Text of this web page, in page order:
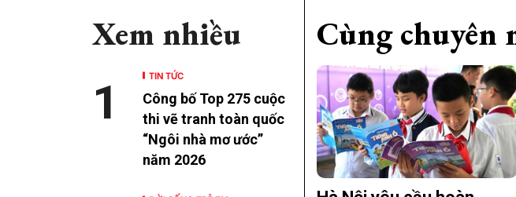
Xem nhiều
TIN TỨC
Công bố Top 275 cuộc
thi vẽ tranh toàn quốc
“Ngôi nhà mơ ước”
năm 2026
1
Cùng chuyên